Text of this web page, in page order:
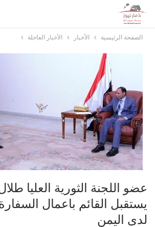
الصفحة الرئيسية الأخبار الأخبار العاجلة
عضو اللجنة الثورية العليا
يستقبل القائم باعمال
لدى اليمن